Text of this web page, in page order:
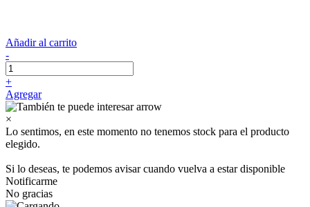
Añadir al carrito
-
+
Agregar
×
Lo sentimos, en este momento no tenemos stock para el producto
elegido.
Si lo deseas, te podemos avisar cuando vuelva a estar disponible
Notificarme
No gracias